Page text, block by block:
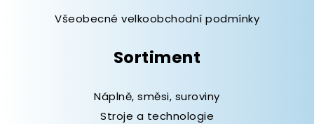
Všeobecné velkoobchodní podmínky
Sortiment
Náplně, směsi, suroviny
Stroje a technologie